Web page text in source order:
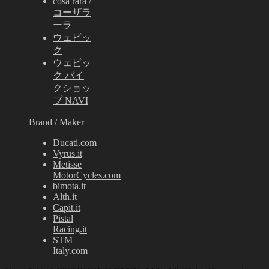
コーザラ
ーラ
ウェビッ
ク
ウェビッ
ク バイ
クショッ
プ NAVI
Brand / Maker
Ducati.com
Vyrus.it
Metisse
MotorCycles.com
bimota.it
Alth.it
Capit.it
Pistal
Racing.it
STM
Italy.com